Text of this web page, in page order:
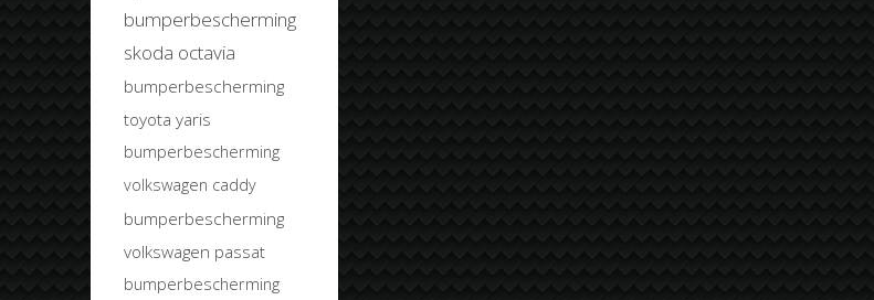
bumperbescherming
skoda octavia
bumperbescherming
toyota yaris
bumperbescherming
volkswagen caddy
bumperbescherming
volkswagen passat
bumperbescherming